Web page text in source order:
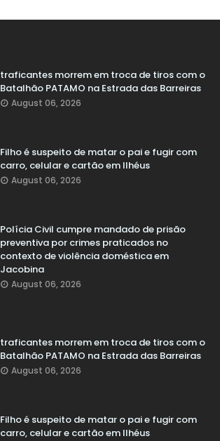
traficantes morrem em troca de tiros com o
Batalhão PATAMO na Estrada das Barreiras
August 06, 2026
Filho é suspeito de matar o pai e fugir com
carro, celular e cartão em Ilhéus
August 06, 2026
Polícia Civil cumpre mandado de prisão
preventiva por crimes praticados no
contexto de violência doméstica em
Jacobina
August 06, 2026
traficantes morrem em troca de tiros com o
Batalhão PATAMO na Estrada das Barreiras
August 06, 2026
Filho é suspeito de matar o pai e fugir com
carro, celular e cartão em Ilhéus